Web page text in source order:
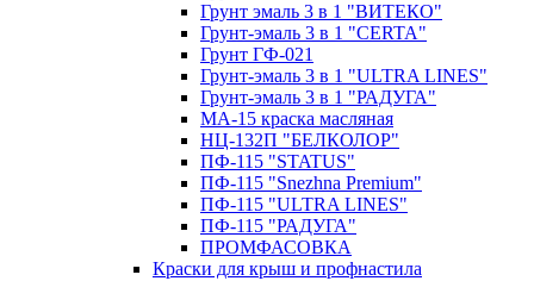
Грунт эмаль 3 в 1 "ВИТЕКО"
Грунт-эмаль 3 в 1 "CERTA"
Грунт ГФ-021
Грунт-эмаль 3 в 1 "ULTRA LINES"
Грунт-эмаль 3 в 1 "РАДУГА"
МА-15 краска масляная
НЦ-132П "БЕЛКОЛОР"
ПФ-115 "STATUS"
ПФ-115 "Snezhna Premium"
ПФ-115 "ULTRA LINES"
ПФ-115 "РАДУГА"
ПРОМФАСОВКА
Краски для крыш и профнастила